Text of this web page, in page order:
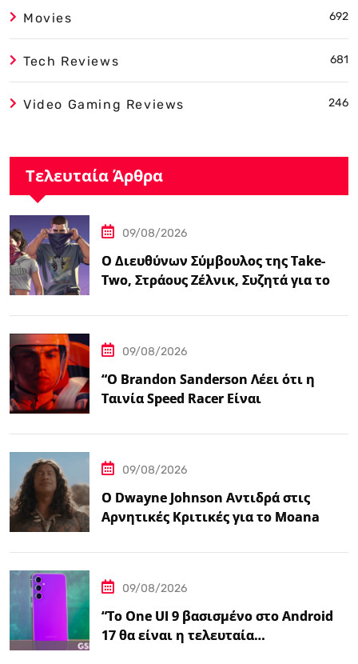
Movies 692
Tech Reviews 681
Video Gaming Reviews 246
Τελευταία Άρθρα
09/08/2026
Ο Διευθύνων Σύμβουλος της Take-
Two, Στράους Ζέλνικ, Συζητά για το
09/08/2026
“Ο Brandon Sanderson Λέει ότι η
Ταινία Speed Racer Είναι
09/08/2026
Ο Dwayne Johnson Αντιδρά στις
Αρνητικές Κριτικές για το Moana
Δράσης της Disney
09/08/2026
“Το One UI 9 βασισμένο στο Android
17 θα είναι η τελευταία…